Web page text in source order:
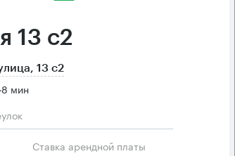
13 с2
13 с2
8 мин
Ставка арендной платы